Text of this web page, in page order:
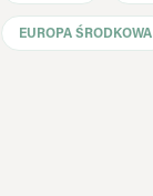
EUROPA ŚRODKOWA